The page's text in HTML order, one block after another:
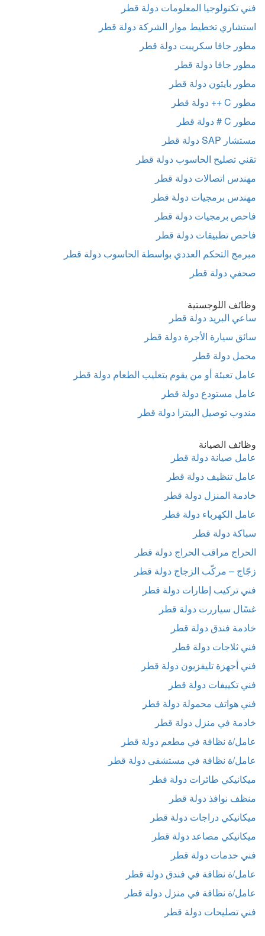
فني تكنولوجيا المعلومات دولة قطر
استشاري تخطيط موار الشركة دولة قطر
مطور جافا سكريبت دولة قطر
مطور جافا دولة قطر
مطور بايثون دولة قطر
مطور C ++ دولة قطر
مطور C # دولة قطر
مستشار SAP دولة قطر
تقني تصليح الحاسوب دولة قطر
مهندس اتصالات دولة قطر
مهندس برمجيات دولة قطر
فاحص برمجيات دولة قطر
فاحص تطبيقات دولة قطر
مبرمج التحكم العددي بواسطة الحاسوب دولة قطر
صحفي دولة قطر
وظائف اللوجستية
ساعي البريد دولة قطر
سائق سيارة الأجرة دولة قطر
محمل دولة قطر
عامل تعبئة أو من يقوم بتعليب الطعام دولة قطر
عامل مستودع دولة قطر
مندوب توصيل البيتزا دولة قطر
وظائف الصيانة
عامل صيانة دولة قطر
عامل تنظيف دولة قطر
خادمة المنزل دولة قطر
عامل الكهرباء دولة قطر
سباكة دولة قطر
الحراج مراقب الحراج دولة قطر
زجّاج – مركّب الزجاج دولة قطر
فني تركيب إطارات دولة قطر
غسًال سياررت دولة قطر
خادمة فندق دولة قطر
فني ثلاجات دولة قطر
فني أجهزة تليفزيون دولة قطر
فني تكييفات دولة قطر
فني هواتف محمولة دولة قطر
خادمة في منزل دولة قطر
عامل/ة نظافة في مطعم دولة قطر
عامل/ة نظافة في مستشفى دولة قطر
ميكانيكي طائرات دولة قطر
منظف نوافذ دولة قطر
ميكانيكي دراجات دولة قطر
ميكانيكي مصاعد دولة قطر
فني خدمات دولة قطر
عامل/ة نظافة في فندق دولة قطر
عامل/ة نظافة في منزل دولة قطر
فني تصليحات دولة قطر